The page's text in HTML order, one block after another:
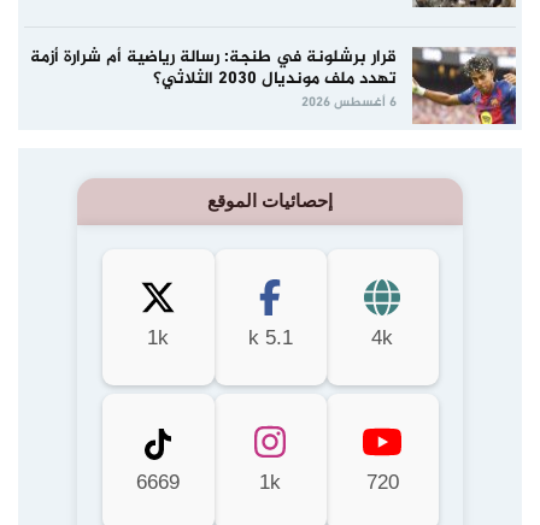
قرار برشلونة في طنجة: رسالة رياضية أم شرارة أزمة
تهدد ملف مونديال 2030 الثلاثي؟
6 أغسطس 2026
إحصائيات الموقع
4k
5.1 k
1k
720
1k
6669